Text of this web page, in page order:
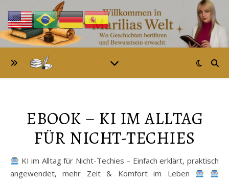
EBOOK – KI IM ALLTAG
FÜR NICHT-TECHIES
KI im Alltag für Nicht-Techies – Einfach erklärt, praktisch
angewendet, mehr Zeit & Komfort im Leben